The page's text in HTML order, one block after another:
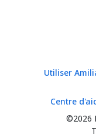
Utiliser
©2026
Centre